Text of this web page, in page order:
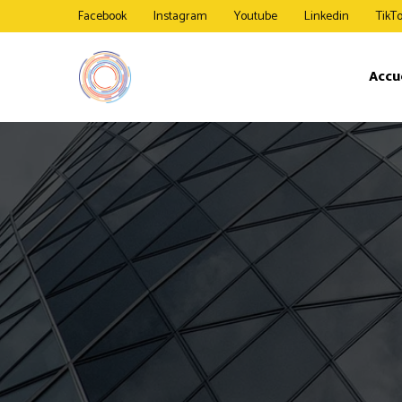
Facebook Instagram Youtube Linkedin
Etage I
SV BasesCamp
SV FlexLab
SV CallPods
SV Capsules
SV Lounge
Etage 0
SV Workspace
SV Offices
SV Lounge II
SV SilentPods
Studio